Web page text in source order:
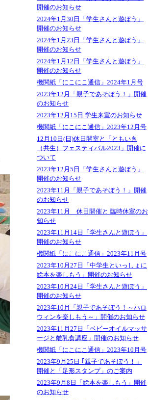
開催のお知らせ
2024年1月30日「学生さんと遊ぼう」
開催のお知らせ
2024年1月23日「学生さんと遊ぼう」
開催のお知らせ
2024年1月12日「学生さんと遊ぼう」
開催のお知らせ
機関紙「にこにこ通信」2024年1月号
2023年12月「親子であそぼう！」開催
のお知らせ
2023年12月15日 学生来室のお知らせ
機関紙「にこにこ通信」2023年12月号
12月10日(日)休日開室と「ともいき
（共生）フェスティバル2023」開催に
ついて
2023年12月5日「学生さんと遊ぼう」
開催のお知らせ
2023年11月「親子であそぼう！」開催
のお知らせ
2023年11月 休日開催と 臨時休室のお
知らせ
2023年11月14日「学生さんと遊ぼう」
開催のお知らせ
機関紙「にこにこ通信」2023年11月号
2023年10月27日「中学生といっしょに
絵本を楽しもう」開催のお知らせ
2023年10月24日「学生さんと遊ぼう」
開催のお知らせ
2023年10月「親子であそぼう！～ハロ
ウィンを楽しもう～」開催のお知らせ
2023年11月27日「ベビーオイルマッサ
ージと離乳食講座」開催のお知らせ
機関紙「にこにこ通信」2023年10月号
2023年9月25日 ｢親子であそぼう！」
開催と「足形スタンプ」のご案内
2023年9月8日「絵本を楽しもう」開催
のお知らせ